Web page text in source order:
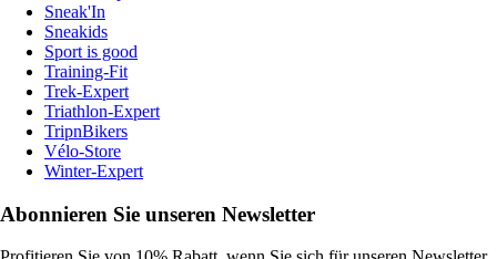
Sneak'In
Sneakids
Sport is good
Training-Fit
Trek-Expert
Triathlon-Expert
TripnBikers
Vélo-Store
Winter-Expert
Abonnieren Sie unseren Newsletter